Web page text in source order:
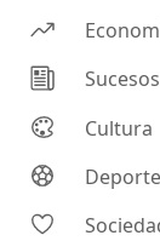
Sucesos
Cultura